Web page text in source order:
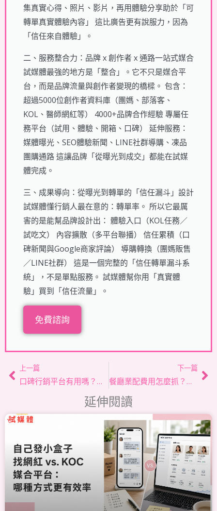
集真實心得、照片、影片，再用體驗分享助於「可
轉單真實體驗內容」 這比廣告更有說服力，因為
「信任來自體驗」。
二、服務整合力：品牌 x 創作者 x 通路一站式媒合
試媒體最強的地方是「整合」。它不只是媒合平
台，而是品牌流量與創作者變現的橋樑。 包含：
超過5000位創作者資料庫（團媽、部落客、
KOL、醫師網紅等） 4000+品牌合作經驗 專屬任
務平台（試用、體驗、開箱、口碑） 延伸服務：
媒體曝光、SEO體驗新聞、LINE社群導購、凍品
團購通路 這讓品牌「從曝光到成交」都能在試媒
體完成。
三、成果導向：從曝光到轉單的「信任漏斗」設計
試媒體懂行銷人最在意的：轉單率。 所以它最厲
害的是能幫品牌設計出： 體驗入口（KOL任務／
試吃文） 內容擴散（多平台聯播） 信任累積（口
碑新聞與Google商家評論） 導購轉換（團媽販售
／LINE社群） 這是一個完整的「信任轉單漏斗系
統」，不是單點服務。 試媒體幫你用「真實體
驗」買到「信任流量」。
免費諮詢
上一頁
上一篇
口碑行銷平台有用嗎？品牌別急著找網紅，先看產品適配與成效評估
下一篇
餐廳業配費用怎麼抓？從部落客到短影音，看懂這篇不當冤大頭
下
延伸閱讀
頁
面
頁
面
頁
面